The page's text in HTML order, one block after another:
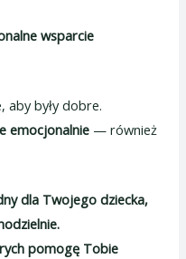
wsparcie
aby były dobre.
emocjonalnie — również
dla Twojego dziecka,
pomogę Tobie